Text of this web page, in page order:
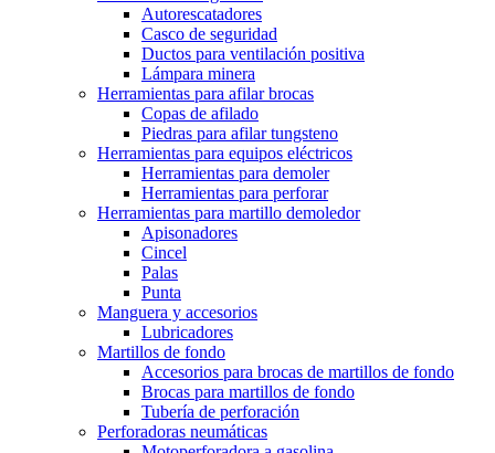
Autorescatadores
Casco de seguridad
Ductos para ventilación positiva
Lámpara minera
Herramientas para afilar brocas
Copas de afilado
Piedras para afilar tungsteno
Herramientas para equipos eléctricos
Herramientas para demoler
Herramientas para perforar
Herramientas para martillo demoledor
Apisonadores
Cincel
Palas
Punta
Manguera y accesorios
Lubricadores
Martillos de fondo
Accesorios para brocas de martillos de fondo
Brocas para martillos de fondo
Tubería de perforación
Perforadoras neumáticas